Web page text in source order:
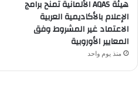
هيئة AQAS الألمانية تمنح برامج
الإعلام بالأكاديمية العربية
الاعتماد غير المشروط وفق
المعايير الأوروبية
منذ يوم واحد